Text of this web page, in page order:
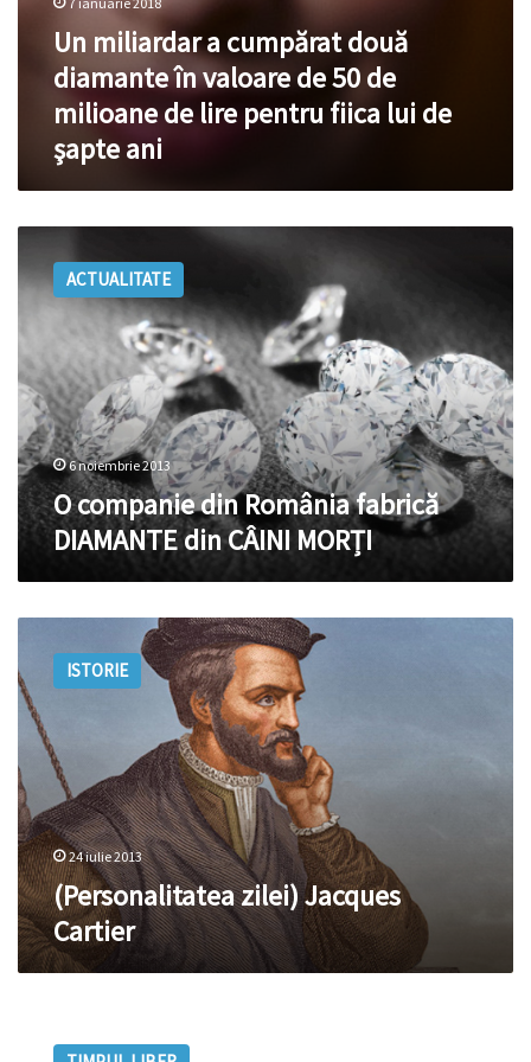
şapte
Un miliardar a cumpărat două
diamante în valoare de 50 de
milioane de lire pentru fiica lui de
şapte ani
companie
din
România
fabrică
DIAMANTE
din
CÂINI
MORȚI
ACTUALITATE
6 noiembrie 2013
O companie din România fabrică
DIAMANTE din CÂINI MORȚI
(Personalitatea
zilei)
Jacques
Cartier
ISTORIE
24 iulie 2013
(Personalitatea zilei) Jacques
Cartier
Lentile